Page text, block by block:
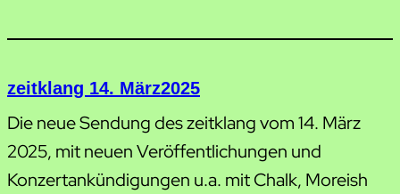
zeitklang 14. März2025
Die neue Sendung des zeitklang vom 14. März
2025, mit neuen Veröffentlichungen und
Konzertankündigungen u.a. mit Chalk, Moreish